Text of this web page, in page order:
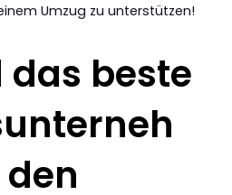
Umzug zu unterstützen!
das beste